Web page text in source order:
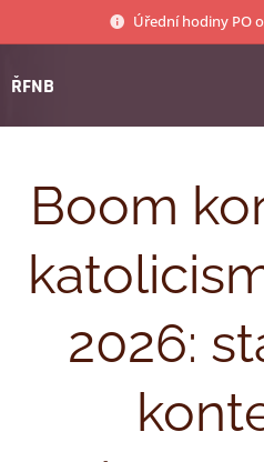
Úřední hodiny PO
ŘFNB
Boom
2026: